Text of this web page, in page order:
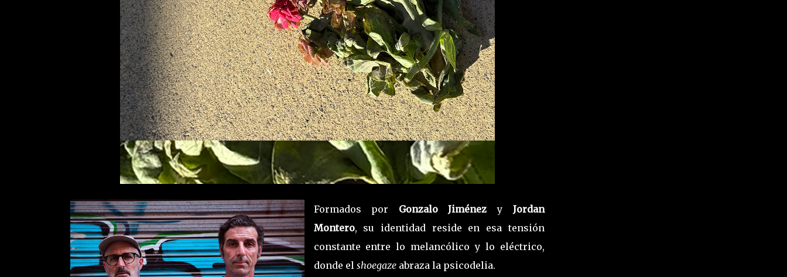
Formados por Gonzalo Jiménez y Jordan
Montero, su identidad reside en esa tensión
constante entre lo melancólico y lo eléctrico,
donde el shoegaze abraza la psicodelia.